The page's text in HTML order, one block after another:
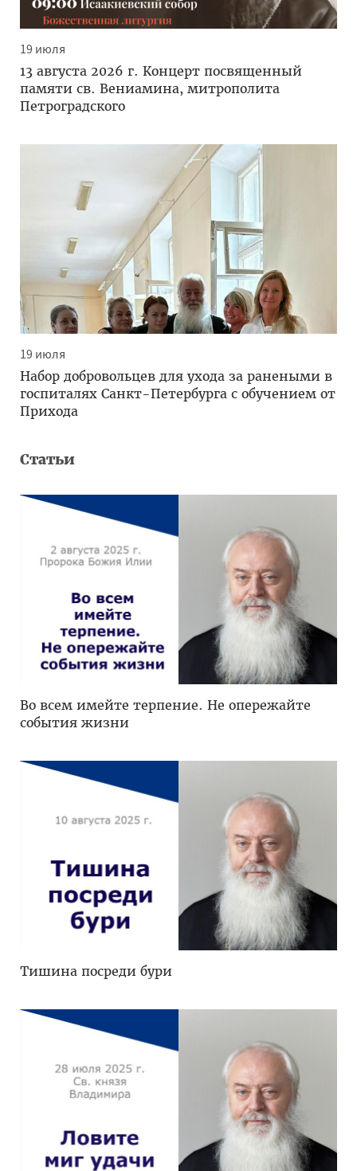
19 июля
13 августа 2026 г. Концерт посвященный
памяти св. Вениамина, митрополита
Петроградского
19 июля
Набор добровольцев для ухода за ранеными в
госпиталях Санкт-Петербурга с обучением от
Прихода
Статьи
Во всем имейте терпение. Не опережайте
события жизни
Тишина посреди бури